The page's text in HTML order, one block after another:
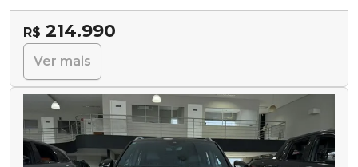
R$ 214.990
Ver mais